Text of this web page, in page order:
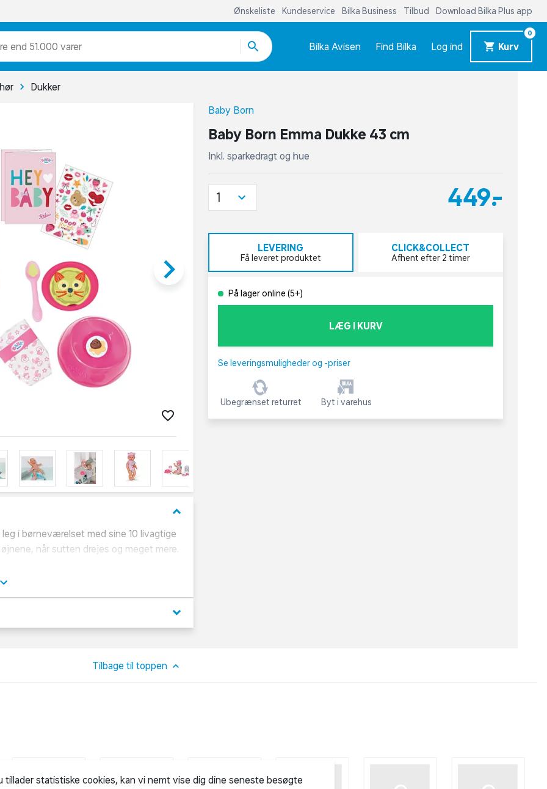
Ønskeliste Kundeservice Bilka Business Tilbud Download Bilka Plus app
end 51.000 varer Bilka Avisen Find Bilka Log ind Kurv
0
Dukker
keyboard_arrow_right
keyboard_arrow_down
i børneværelset med sine 10 livagtige
når sutten drejes og meget mere.
hun med en masse tilbehør, om gør den
hue
keyboard_arrow_down
Baby Born
Baby Born Emma Dukke 43 cm
Inkl. sparkedragt og hue
449,-
1
LEVERING
Få leveret produktet
CLICK&COLLECT
Afhent efter 2 timer
På lager online (5+)
LÆG I KURV
Se leveringsmuligheder og -priser
Ubegrænset returret Byt i varehus
Tilbage til toppen
tillader statistiske cookies, kan vi nemt vise dig dine seneste besøgte